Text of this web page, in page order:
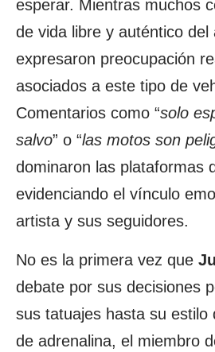
esperar. Mientras muchos
de vida libre y auténtico
expresaron preocupación
asociados a este tipo de
Comentarios como “solo
salvo” o “las motos son
dominaron las plataformas
evidenciando el vínculo
artista y sus seguidores.
No es la primera vez que
debate por sus decisiones
sus tatuajes hasta su estilo
de adrenalina, el miembro